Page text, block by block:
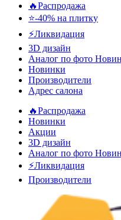
🔥Распродажа
⭐-40% на плитку
⚡️Ликвидация
3D дизайн
Аналог по фото
Новинки
Производители
Адрес салона
🔥Распродажа
Новинки
Акции
3D дизайн
Аналог по фото
⚡Ликвидация
Производители